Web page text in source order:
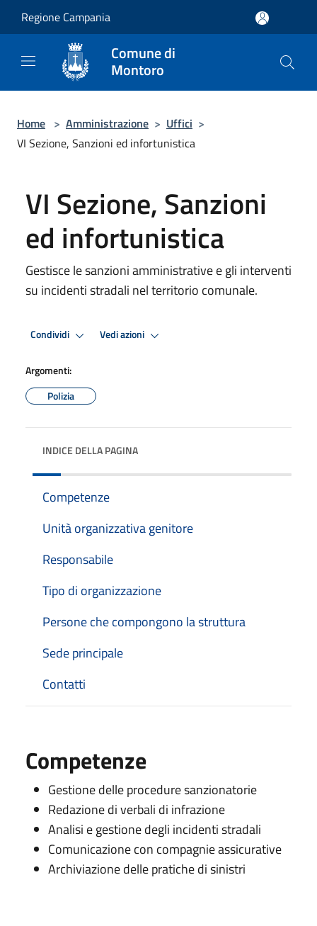
Regione Campania
Comune di
Montoro
Home > Amministrazione > Uffici >
VI Sezione, Sanzioni ed infortunistica
VI Sezione, Sanzioni
ed infortunistica
Gestisce le sanzioni amministrative e gli interventi
su incidenti stradali nel territorio comunale.
Condividi Vedi azioni
Argomenti:
Polizia
INDICE DELLA PAGINA
Competenze
Unità organizzativa genitore
Responsabile
Tipo di organizzazione
Persone che compongono la struttura
Sede principale
Contatti
Competenze
Gestione delle procedure sanzionatorie
Redazione di verbali di infrazione
Analisi e gestione degli incidenti stradali
Comunicazione con compagnie assicurative
Archiviazione delle pratiche di sinistri